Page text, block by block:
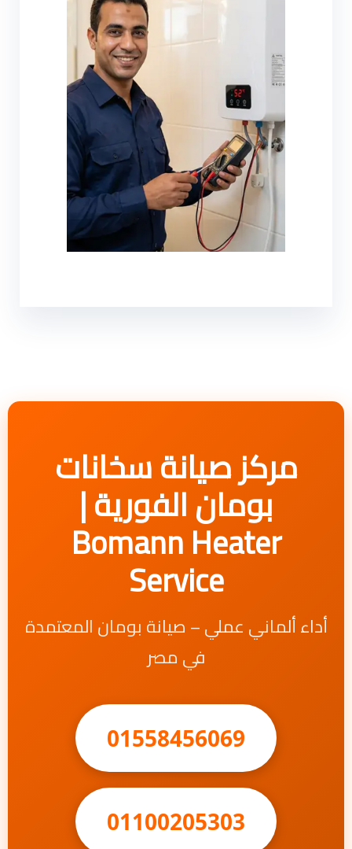
مركز صيانة سخانات
بومان الفورية |
Bomann Heater
Service
أداء ألماني عملي – صيانة بومان المعتمدة
في مصر
01558456069
01100205303